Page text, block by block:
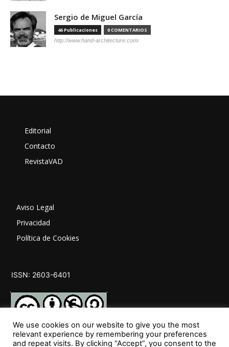
Sergio de Miguel García
46 Publicaciones 0 COMENTARIOS
http://www.hand-architecture.com/
Editorial
Contacto
RevistaVAD
Aviso Legal
Privacidad
Política de Cookies
ISSN: 2603-6401
We use cookies on our website to give you the most
relevant experience by remembering your preferences
and repeat visits. By clicking “Accept”, you consent to the